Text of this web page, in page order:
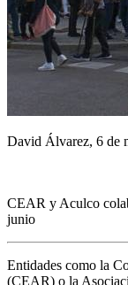
David Álvarez, 6 de
CEAR y Aculco
junio
Entidades como la
(CEAR) o la